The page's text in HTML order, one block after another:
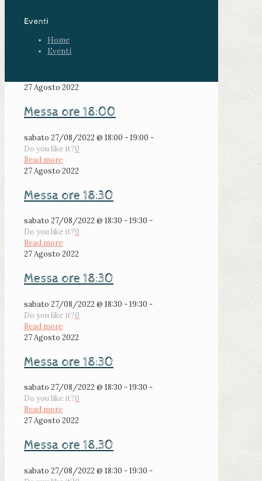
Eventi
Home
Eventi
27 Agosto 2022
Messa ore 18:00
sabato 27/08/2022 @ 18:00 - 19:00 -
Do you like it?0
Read more
27 Agosto 2022
Messa ore 18:30
sabato 27/08/2022 @ 18:30 - 19:30 -
Do you like it?0
Read more
27 Agosto 2022
Messa ore 18:30
sabato 27/08/2022 @ 18:30 - 19:30 -
Do you like it?0
Read more
27 Agosto 2022
Messa ore 18:30
sabato 27/08/2022 @ 18:30 - 19:30 -
Do you like it?0
Read more
27 Agosto 2022
Messa ore 18.30
sabato 27/08/2022 @ 18:30 - 19:30 -